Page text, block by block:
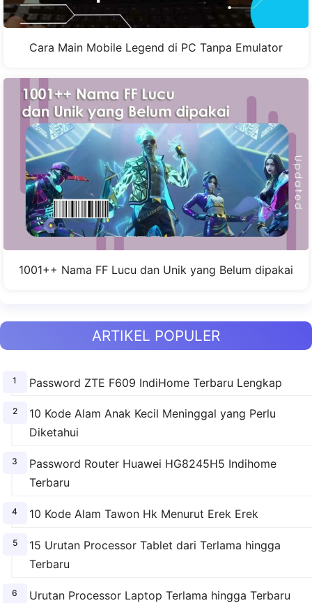
Cara Main Mobile Legend di PC Tanpa Emulator
1001++ Nama FF Lucu dan Unik yang Belum dipakai
ARTIKEL POPULER
Password ZTE F609 IndiHome Terbaru Lengkap
10 Kode Alam Anak Kecil Meninggal yang Perlu
Diketahui
Password Router Huawei HG8245H5 Indihome
Terbaru
10 Kode Alam Tawon Hk Menurut Erek Erek
15 Urutan Processor Tablet dari Terlama hingga
Terbaru
Urutan Processor Laptop Terlama hingga Terbaru